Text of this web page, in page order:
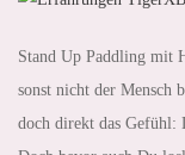
Stand Up Paddling mit
sonst nicht der Mensch
doch direkt das Gefühl: